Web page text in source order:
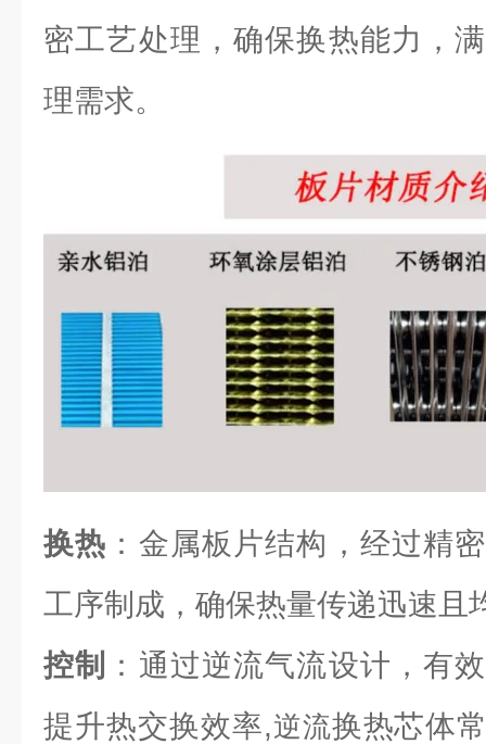
密工艺处理，确保换热能力，
理需求。
换热 ：金属板片结构，经过精
工序制成，确保热量传递迅速且
控制
：通过逆流气流设计，有
提升热交换效率,逆流换热芯体